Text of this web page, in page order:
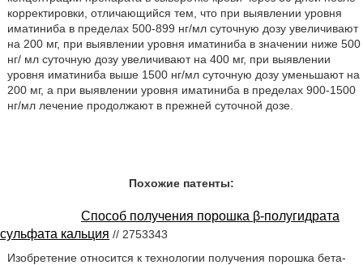
корректировки, отличающийся тем, что при выявлении уровня
иматиниба в пределах 500-899 нг/мл суточную дозу увеличивают
на 200 мг, при выявлении уровня иматиниба в значении ниже 500
нг/ мл суточную дозу увеличивают на 400 мг, при выявлении
уровня иматиниба выше 1500 нг/мл суточную дозу уменьшают на
200 мг, а при выявлении уровня иматиниба в пределах 900-1500
нг/мл лечение продолжают в прежней суточной дозе.
Похожие патенты:
Способ получения порошка β-полугидрата
сульфата кальция // 2753343
Изобретение относится к технологии получения порошка бета-